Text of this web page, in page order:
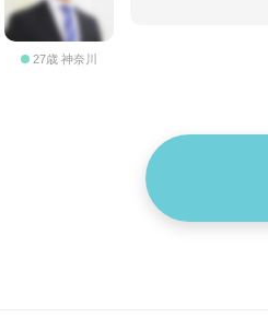
27歳 神奈川